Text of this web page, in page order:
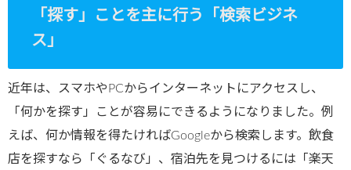
「探す」ことを主に行う「検索ビジネ
ス」
近年は、スマホやPCからインターネットにアクセスし、
「何かを探す」ことが容易にできるようになりました。例
えば、何か情報を得たければGoogleから検索します。飲食
店を探すなら「ぐるなび」、宿泊先を見つけるには「楽天